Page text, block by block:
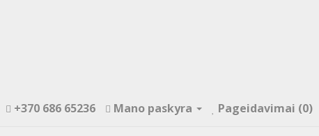
+370 686 65236 Mano paskyra Pageidavimai (0)